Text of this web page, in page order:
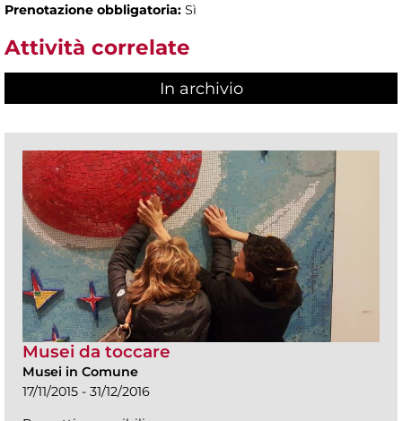
Prenotazione obbligatoria: Sì
Attività correlate
In archivio
Musei da toccare
Musei in Comune
17/11/2015 - 31/12/2016